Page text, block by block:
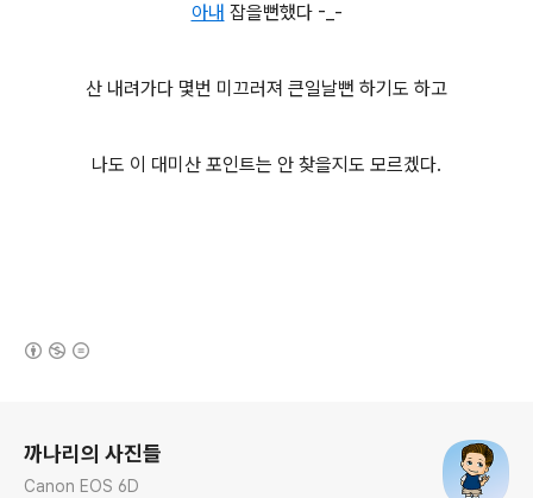
아내 잡을뻔했다 -_-
산 내려가다 몇번 미끄러져 큰일날뻔 하기도 하고
나도 이 대미산 포인트는 안 찾을지도 모르겠다.
까나리의 사진들
Canon EOS 6D